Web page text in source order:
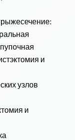
и
узлов
и